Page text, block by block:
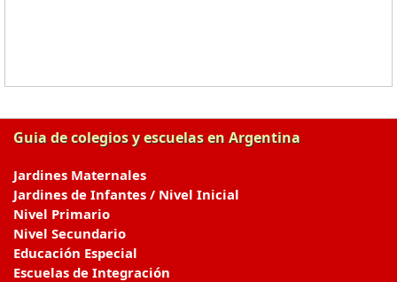
Guia de colegios y escuelas en Argentina
Jardines Maternales
Jardines de Infantes / Nivel Inicial
Nivel Primario
Nivel Secundario
Educación Especial
Escuelas de Integración